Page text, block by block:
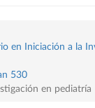
en Iniciación a la
530
en pediatría